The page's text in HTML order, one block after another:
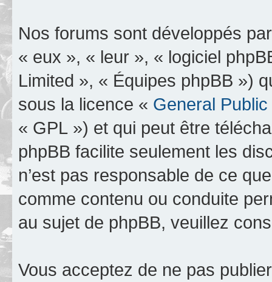
Nos forums sont développés
« eux », « leur », « logiciel
Limited », « Équipes phpBB »)
sous la licence « General
« GPL ») et qui peut être
phpBB facilite seulement les
n’est pas responsable de ce
comme contenu ou conduite
au sujet de phpBB, veuillez
Vous acceptez de ne pas